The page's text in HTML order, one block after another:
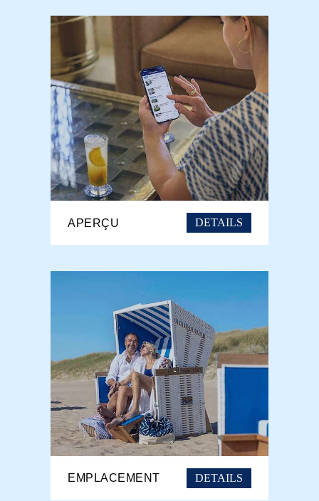
APERÇU DETAILS
EMPLACEMENT DETAILS